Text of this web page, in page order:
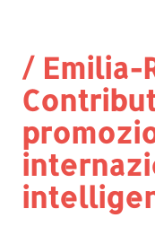
/ Emilia-